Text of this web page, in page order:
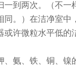
一到两次。（不一
同。）在洁净室中
许微粒水平低的
、氨、铁、铜、镍